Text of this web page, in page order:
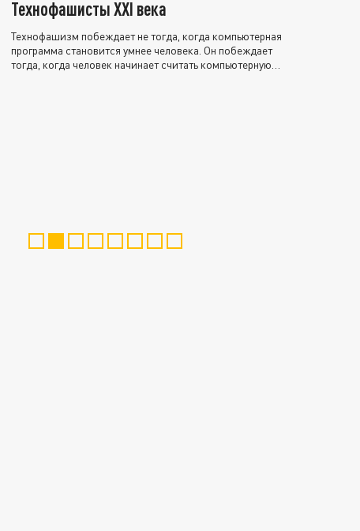
Технофашисты XXI века
Технофашизм побеждает не тогда, когда компьютерная
программа становится умнее человека. Он побеждает
тогда, когда человек начинает считать компьютерную